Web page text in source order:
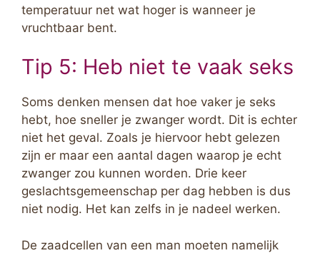
temperatuur net wat hoger is wanneer je
vruchtbaar bent.
Tip 5: Heb niet te vaak seks
Soms denken mensen dat hoe vaker je seks
hebt, hoe sneller je zwanger wordt. Dit is echter
niet het geval. Zoals je hiervoor hebt gelezen
zijn er maar een aantal dagen waarop je echt
zwanger zou kunnen worden. Drie keer
geslachtsgemeenschap per dag hebben is dus
niet nodig. Het kan zelfs in je nadeel werken.
De zaadcellen van een man moeten namelijk